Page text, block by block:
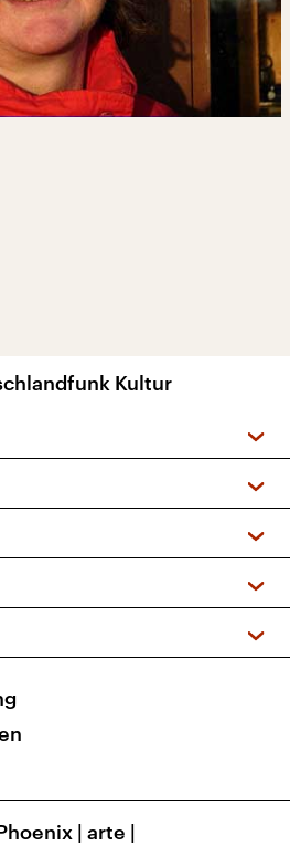
Kultur
Podcasts
+ DAB+)
| arte |